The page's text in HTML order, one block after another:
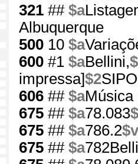
321 ## $a
Albuquerque
500 10 $a
600 #1 $aBellini,
impressa]$2
606 ## $aMúsica
675 ## $a78.083
675 ## $a786.2$v
675 ## $a